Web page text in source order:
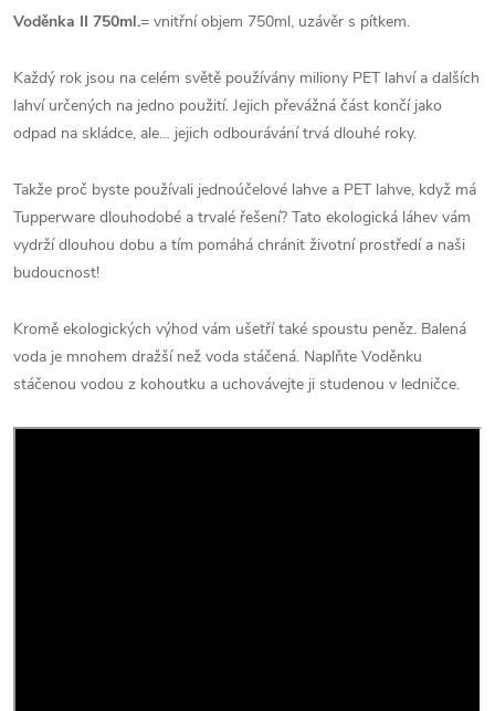
Voděnka II 750ml.= vnitřní objem 750ml, uzávěr s pítkem.
Každý rok jsou na celém světě používány miliony PET lahví a dalších
lahví určených na jedno použití. Jejich převážná část končí jako
odpad na skládce, ale… jejich odbourávání trvá dlouhé roky.
Takže proč byste používali jednoúčelové lahve a PET lahve, když má
Tupperware dlouhodobé a trvalé řešení? Tato ekologická láhev vám
vydrží dlouhou dobu a tím pomáhá chránit životní prostředí a naši
budoucnost!
Kromě ekologických výhod vám ušetří také spoustu peněz. Balená
voda je mnohem dražší než voda stáčená. Naplňte Voděnku
stáčenou vodou z kohoutku a uchovávejte ji studenou v ledničce.